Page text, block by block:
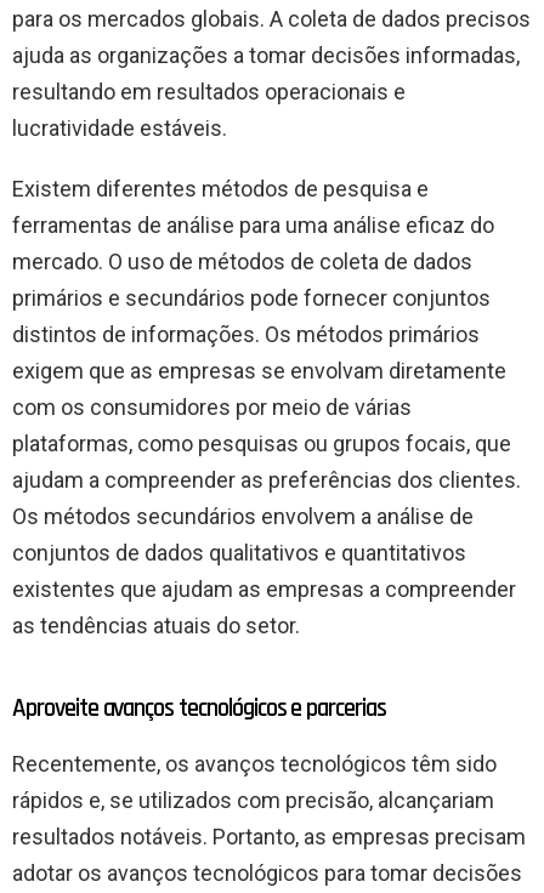
para os mercados globais. A coleta de dados precisos
ajuda as organizações a tomar decisões informadas,
resultando em resultados operacionais e
lucratividade estáveis.
Existem diferentes métodos de pesquisa e
ferramentas de análise para uma análise eficaz do
mercado. O uso de métodos de coleta de dados
primários e secundários pode fornecer conjuntos
distintos de informações. Os métodos primários
exigem que as empresas se envolvam diretamente
com os consumidores por meio de várias
plataformas, como pesquisas ou grupos focais, que
ajudam a compreender as preferências dos clientes.
Os métodos secundários envolvem a análise de
conjuntos de dados qualitativos e quantitativos
existentes que ajudam as empresas a compreender
as tendências atuais do setor.
Aproveite avanços tecnológicos e parcerias
Recentemente, os avanços tecnológicos têm sido
rápidos e, se utilizados com precisão, alcançariam
resultados notáveis. Portanto, as empresas precisam
adotar os avanços tecnológicos para tomar decisões